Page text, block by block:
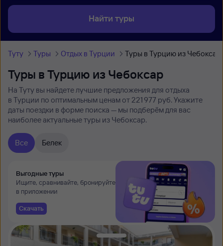
Найти туры
Туту Туры Отдых в Турции Туры в Турцию из Чебоксар
Туры в Турцию из Чебоксар
На Туту вы найдете лучшие предложения для отдыха
в Турции по оптимальным ценам от 221 ⁠977 руб. Укажите
даты поездки в форме поиска — мы подберём для вас
наиболее актуальные туры из Чебоксар.
Все Белек
Выгодные туры
Ищите, сравнивайте, бронируйте
в приложении
Скачать